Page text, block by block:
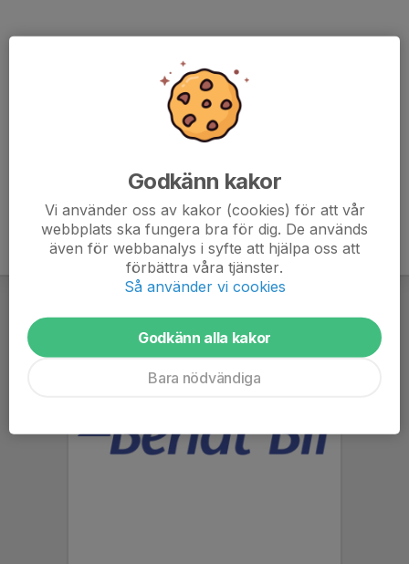
Godkänn kakor
Vi använder oss av kakor (cookies) för att vår
webbplats ska fungera bra för dig. De används
även för webbanalys i syfte att hjälpa oss att
förbättra våra tjänster.
Så använder vi cookies
Godkänn alla kakor
Bara nödvändiga